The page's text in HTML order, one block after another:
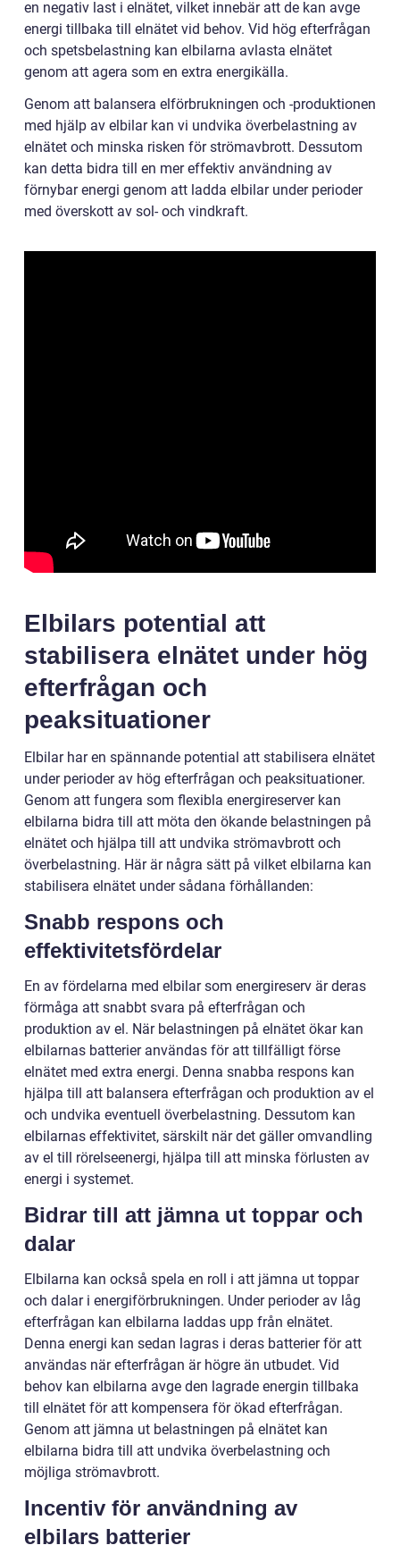
en negativ last i elnätet, vilket innebär att de kan avge
energi tillbaka till elnätet vid behov. Vid hög efterfrågan
och spetsbelastning kan elbilarna avlasta elnätet
genom att agera som en extra energikälla.
Genom att balansera elförbrukningen och -produktionen
med hjälp av elbilar kan vi undvika överbelastning av
elnätet och minska risken för strömavbrott. Dessutom
kan detta bidra till en mer effektiv användning av
förnybar energi genom att ladda elbilar under perioder
med överskott av sol- och vindkraft.
Elbilars potential att
stabilisera elnätet under hög
efterfrågan och
peaksituationer
Elbilar har en spännande potential att stabilisera elnätet
under perioder av hög efterfrågan och peaksituationer.
Genom att fungera som flexibla energireserver kan
elbilarna bidra till att möta den ökande belastningen på
elnätet och hjälpa till att undvika strömavbrott och
överbelastning. Här är några sätt på vilket elbilarna kan
stabilisera elnätet under sådana förhållanden:
Snabb respons och
effektivitetsfördelar
En av fördelarna med elbilar som energireserv är deras
förmåga att snabbt svara på efterfrågan och
produktion av el. När belastningen på elnätet ökar kan
elbilarnas batterier användas för att tillfälligt förse
elnätet med extra energi. Denna snabba respons kan
hjälpa till att balansera efterfrågan och produktion av el
och undvika eventuell överbelastning. Dessutom kan
elbilarnas effektivitet, särskilt när det gäller omvandling
av el till rörelseenergi, hjälpa till att minska förlusten av
energi i systemet.
Bidrar till att jämna ut toppar och
dalar
Elbilarna kan också spela en roll i att jämna ut toppar
och dalar i energiförbrukningen. Under perioder av låg
efterfrågan kan elbilarna laddas upp från elnätet.
Denna energi kan sedan lagras i deras batterier för att
användas när efterfrågan är högre än utbudet. Vid
behov kan elbilarna avge den lagrade energin tillbaka
till elnätet för att kompensera för ökad efterfrågan.
Genom att jämna ut belastningen på elnätet kan
elbilarna bidra till att undvika överbelastning och
möjliga strömavbrott.
Incentiv för användning av
elbilars batterier